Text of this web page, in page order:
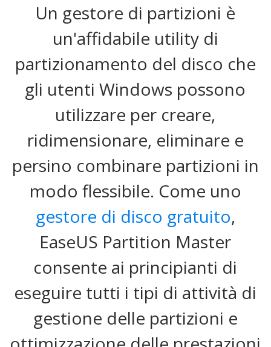
Un gestore di partizioni è
un'affidabile utility di
partizionamento del disco che
gli utenti Windows possono
utilizzare per creare,
ridimensionare, eliminare e
persino combinare partizioni in
modo flessibile. Come uno
gestore di disco gratuito,
EaseUS Partition Master
consente ai principianti di
eseguire tutti i tipi di attività di
gestione delle partizioni e